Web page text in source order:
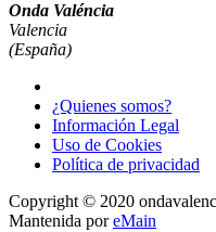
Onda Valéncia
Valencia
(España)
¿Quienes somos?
Información Legal
Uso de Cookies
Política de privacidad
Copyright © 2020
Mantenida poreMain